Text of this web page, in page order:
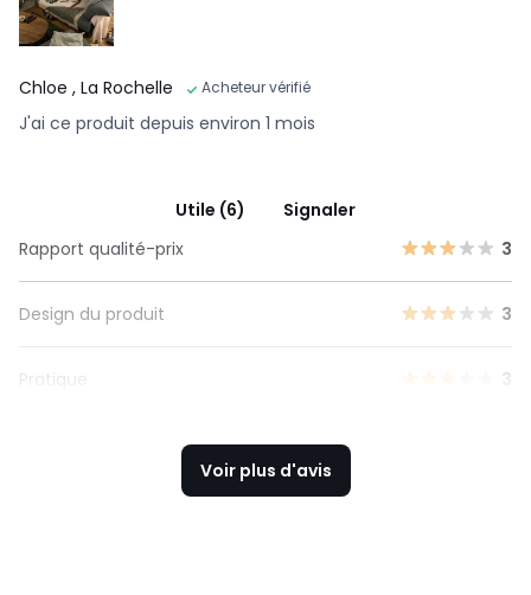
Chloe , La Rochelle Acheteur vérifié
J'ai ce produit depuis environ 1 mois
Utile (6)
Signaler
Rapport qualité-prix
3
Design du produit 3
Pratique 3
Voir plus d'avis